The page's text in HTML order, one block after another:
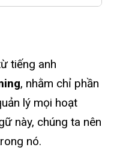
tiếng anh
, nhằm chỉ phần
lý mọi hoạt
này, chúng ta nên
nó.